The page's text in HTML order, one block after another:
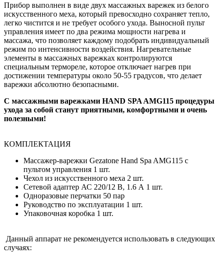
Прибор выполнен в виде двух массажных варежек из белого
искусственного меха, который превосходно сохраняет тепло,
легко чистится и не требует особого ухода. Выносной пульт
управления имеет по два режима мощности нагрева и
массажа, что позволяет каждому подобрать индивидуальный
режим по интенсивности воздействия. Нагревательные
элементы в массажных варежках контролируются
специальным термореле, которое отключает нагрев при
достижении температуры около 50-55 градусов, что делает
варежки абсолютно безопасными.
С массажными варежками HAND SPA AMG115 процедуры
ухода за собой станут приятными, комфортными и очень
полезными!
КОМПЛЕКТАЦИЯ
Массажер-варежки Gezatone Hand Spa AMG115 с
пультом управления 1 шт.
Чехол из искусственного меха 2 шт.
Сетевой адаптер АС 220/12 В, 1.6 А 1 шт.
Одноразовые перчатки 50 пар
Руководство по эксплуатации 1 шт.
Упаковочная коробка 1 шт.
Данный аппарат не рекомендуется использовать в следующих
случаях: